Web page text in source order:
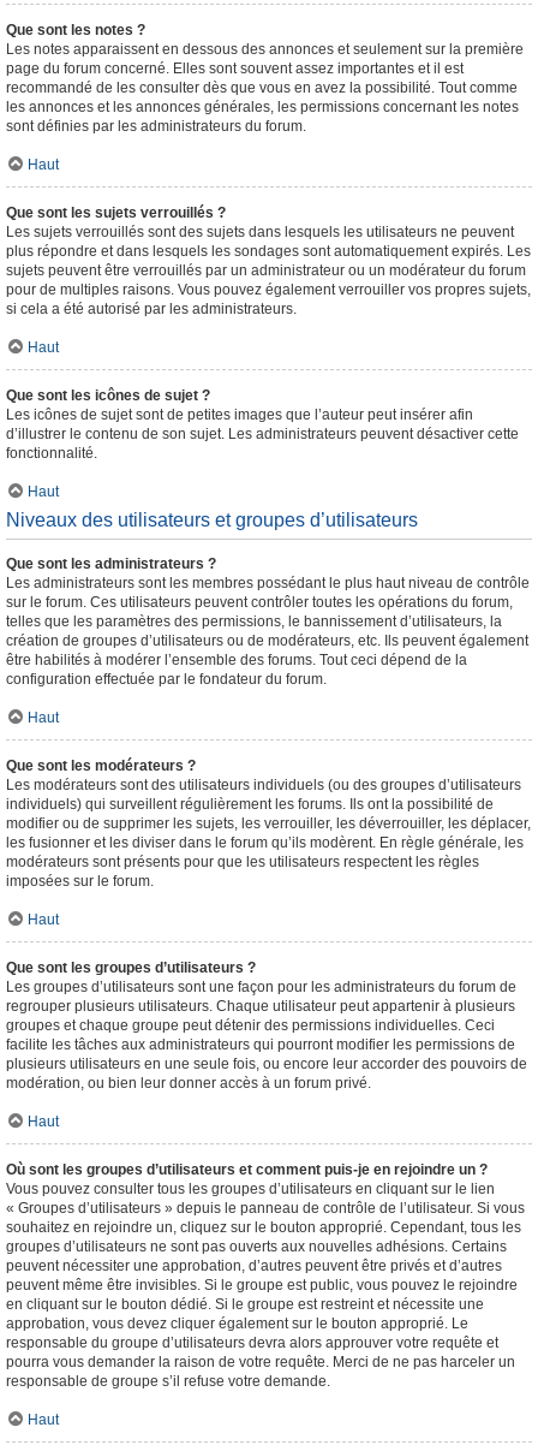
Que sont les notes ?
Les notes apparaissent en dessous des annonces et seulement sur la première
page du forum concerné. Elles sont souvent assez importantes et il est
recommandé de les consulter dès que vous en avez la possibilité. Tout comme
les annonces et les annonces générales, les permissions concernant les notes
sont définies par les administrateurs du forum.
Haut
Que sont les sujets verrouillés ?
Les sujets verrouillés sont des sujets dans lesquels les utilisateurs ne peuvent
plus répondre et dans lesquels les sondages sont automatiquement expirés. Les
sujets peuvent être verrouillés par un administrateur ou un modérateur du forum
pour de multiples raisons. Vous pouvez également verrouiller vos propres sujets,
si cela a été autorisé par les administrateurs.
Haut
Que sont les icônes de sujet ?
Les icônes de sujet sont de petites images que l’auteur peut insérer afin
d’illustrer le contenu de son sujet. Les administrateurs peuvent désactiver cette
fonctionnalité.
Haut
Niveaux des utilisateurs et groupes d’utilisateurs
Que sont les administrateurs ?
Les administrateurs sont les membres possédant le plus haut niveau de contrôle
sur le forum. Ces utilisateurs peuvent contrôler toutes les opérations du forum,
telles que les paramètres des permissions, le bannissement d’utilisateurs, la
création de groupes d’utilisateurs ou de modérateurs, etc. Ils peuvent également
être habilités à modérer l’ensemble des forums. Tout ceci dépend de la
configuration effectuée par le fondateur du forum.
Haut
Que sont les modérateurs ?
Les modérateurs sont des utilisateurs individuels (ou des groupes d’utilisateurs
individuels) qui surveillent régulièrement les forums. Ils ont la possibilité de
modifier ou de supprimer les sujets, les verrouiller, les déverrouiller, les déplacer,
les fusionner et les diviser dans le forum qu’ils modèrent. En règle générale, les
modérateurs sont présents pour que les utilisateurs respectent les règles
imposées sur le forum.
Haut
Que sont les groupes d’utilisateurs ?
Les groupes d’utilisateurs sont une façon pour les administrateurs du forum de
regrouper plusieurs utilisateurs. Chaque utilisateur peut appartenir à plusieurs
groupes et chaque groupe peut détenir des permissions individuelles. Ceci
facilite les tâches aux administrateurs qui pourront modifier les permissions de
plusieurs utilisateurs en une seule fois, ou encore leur accorder des pouvoirs de
modération, ou bien leur donner accès à un forum privé.
Haut
Où sont les groupes d’utilisateurs et comment puis-je en rejoindre un ?
Vous pouvez consulter tous les groupes d’utilisateurs en cliquant sur le lien
« Groupes d’utilisateurs » depuis le panneau de contrôle de l’utilisateur. Si vous
souhaitez en rejoindre un, cliquez sur le bouton approprié. Cependant, tous les
groupes d’utilisateurs ne sont pas ouverts aux nouvelles adhésions. Certains
peuvent nécessiter une approbation, d’autres peuvent être privés et d’autres
peuvent même être invisibles. Si le groupe est public, vous pouvez le rejoindre
en cliquant sur le bouton dédié. Si le groupe est restreint et nécessite une
approbation, vous devez cliquer également sur le bouton approprié. Le
responsable du groupe d’utilisateurs devra alors approuver votre requête et
pourra vous demander la raison de votre requête. Merci de ne pas harceler un
responsable de groupe s’il refuse votre demande.
Haut